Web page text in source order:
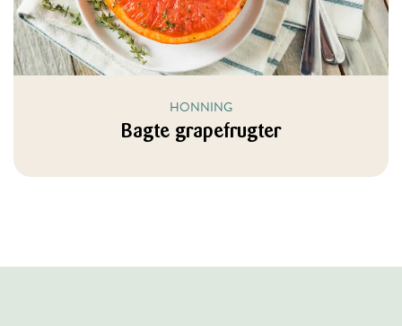
HONNING
Bagte grapefrugter